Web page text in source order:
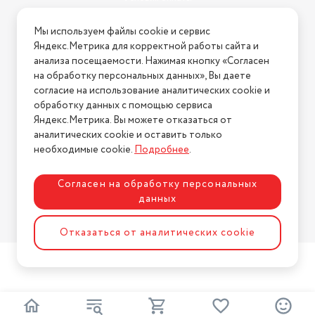
Условия возврата
Нашли ошибку на сайте? Напишите нам
2026 © Интернет-магазин "АстМаркет". У нас есть всё!
Политика конфиденциальности
Разработка сайтаASTDESIGN
Мы используем файлы cookie и сервис
Яндекс.Метрика для корректной работы сайта и
анализа посещаемости. Нажимая кнопку «Согласен
на обработку персональных данных», Вы даете
согласие на использование аналитических cookie и
обработку данных с помощью сервиса
Яндекс.Метрика. Вы можете отказаться от
аналитических cookie и оставить только
необходимые cookie.Подробнее.
Согласен на обработку персональных
данных
Отказаться от аналитических cookie